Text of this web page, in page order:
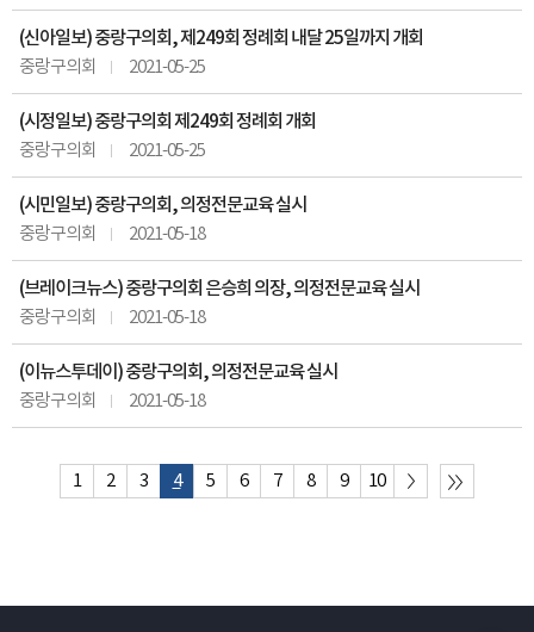
(신아일보) 중랑구의회, 제249회 정례회 내달 25일까지 개회
중랑구의회 2021-05-25
(시정일보) 중랑구의회 제249회 정례회 개회
중랑구의회 2021-05-25
(시민일보) 중랑구의회, 의정전문교육 실시
중랑구의회 2021-05-18
(브레이크뉴스) 중랑구의회 은승희 의장, 의정전문교육 실시
중랑구의회 2021-05-18
(이뉴스투데이) 중랑구의회, 의정전문교육 실시
중랑구의회 2021-05-18
1 2 3 4 5 6 7 8 9 10